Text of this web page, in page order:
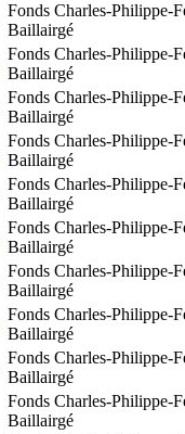
Fonds Charles-Philippe-
Baillairgé
Fonds Charles-Philippe-
Baillairgé
Fonds Charles-Philippe-
Baillairgé
Fonds Charles-Philippe-
Baillairgé
Fonds Charles-Philippe-
Baillairgé
Fonds Charles-Philippe-
Baillairgé
Fonds Charles-Philippe-
Baillairgé
Fonds Charles-Philippe-
Baillairgé
Fonds Charles-Philippe-
Baillairgé
Fonds Charles-Philippe-
Baillairgé